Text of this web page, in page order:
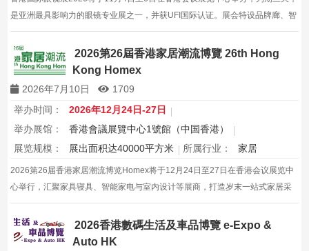
是亚洲最具影响力的眼镜专业展之一，并获UFI国际认证。展会特设品牌廊、智
能眼镜专区与多国展馆，汇聚全球视光产品供应商，并配套眼镜汇演与行业论
坛，为展商与买家创造高效的跨境商贸与合作机…
2026第26屆香港家居潮流博覽 26th Hong
Kong Homex
2026年7月10日
1709
举办时间：
2026年12月24日-27日
举办展馆：
香港會議展覽中心1號館（中国香港）
展览规模：
展出面积达40000平方米 所属行业： 家居
2026第26届香港家居潮流博览Homex将于12月24日至27日在香港会议展览中
心举行，汇聚家具寝具、智能家电与室内设计等展商，打造岁末一站式家居采
购与灵感盛会，欢迎本地家庭与海内外买家入场挑选心仪家居好物，共度温馨
节日购物季，感受设计之美。2026香港數碼生活及車品博覽 e-Expo &
Auto HK